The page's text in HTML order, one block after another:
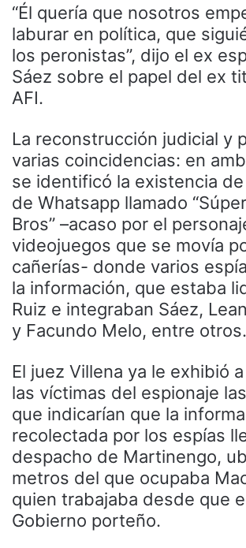
“Él quería que nosotros
laburar en política, que
los peronistas”, dijo el ex
Sáez sobre el papel del ex
AFI.
La reconstrucción judicial y
varias coincidencias: en
se identificó la existencia
de Whatsapp llamado
Bros” –acaso por el
videojuegos que se movía
cañerías- donde varios
la información, que estaba
Ruiz e integraban Sáez,
y Facundo Melo, entre otros.
El juez Villena ya le exhibió
las víctimas del espionaje
que indicarían que la
recolectada por los espías
despacho de Martinengo,
metros del que ocupaba
quien trabajaba desde que
Gobierno porteño.